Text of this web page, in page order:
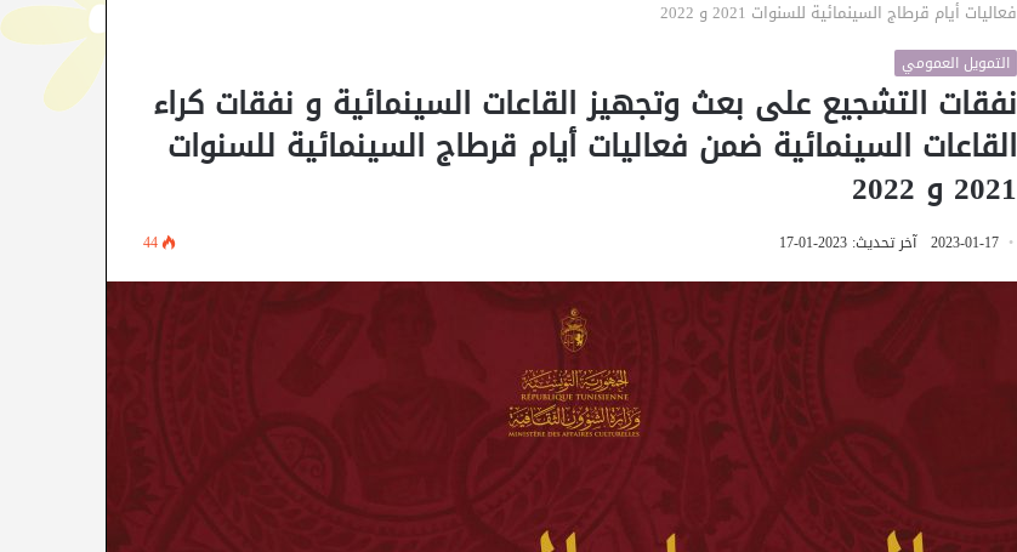
فعاليات أيام قرطاج السينمائية للسنوات 2021 و 2022
التمويل العمومي
نفقات التشجيع على بعث وتجهيز القاعات السينمائية و نفقات كراء
القاعات السينمائية ضمن فعاليات أيام قرطاج السينمائية للسنوات
2021 و 2022
2023-01-17 آخر تحديث: 2023-01-17 44